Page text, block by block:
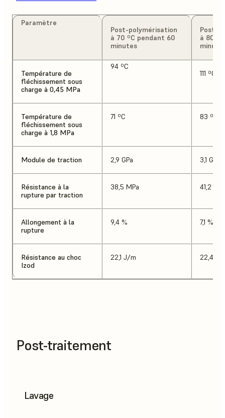
Paramètre
Post-polymérisation
à 70 ºC pendant 60
minutes
Post-
à 80
Température de
fléchissement sous
charge à 0,45 MPa
94 ºC
111 ºC
Température de
fléchissement sous
charge à 1,8 MPa
71 ºC 83 ºC
Module de traction 2,9 GPa 3,1 GPa
Résistance à la
rupture par traction
38,5 MPa 41,2
Allongement à la
rupture
9,4 % 7,1 %
Résistance au choc
Izod
22,1 J/m 22,4 J/
Post-traitement
Lavage